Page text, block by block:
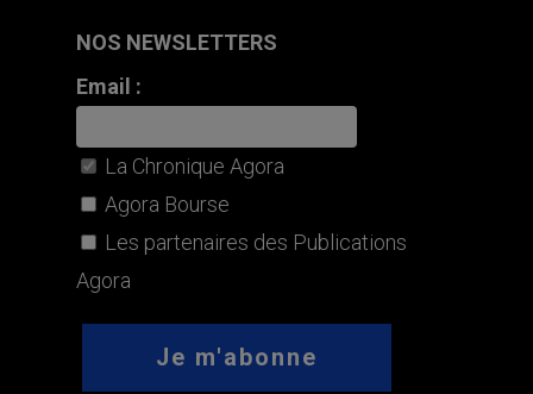
NOS NEWSLETTERS
Email :
La Chronique Agora
Agora Bourse
Les partenaires des Publications
Agora